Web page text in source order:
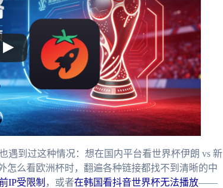
遇到过这种情况：想在国内平台看世界杯伊朗 vs 新
怎么看欧洲杯时，翻遍各种链接都找不到清晰的中
IP受限制 ，或者在韩国看抖音世界杯无法播放——